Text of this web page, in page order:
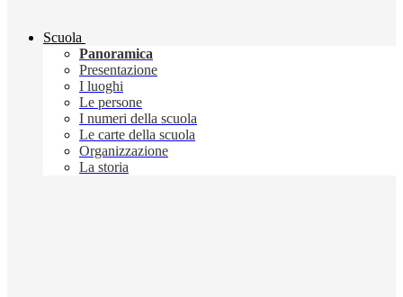
Scuola
Panoramica
Presentazione
I luoghi
Le persone
I numeri della scuola
Le carte della scuola
Organizzazione
La storia